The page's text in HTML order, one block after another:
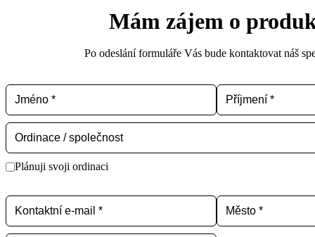
Mám zájem o
Po odeslání formuláře Vás bude kontaktovat náš
Plánuji svoji ordinaci